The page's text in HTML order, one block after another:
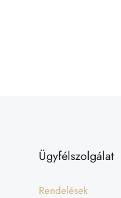
Ügyfélszolgálat
Rendelések